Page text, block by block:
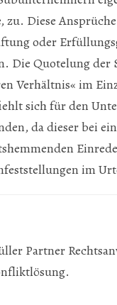
zu. Diese
oder
Die Quotelung
Verhältnis« im
sich für den
da dieser bei
im
Partner